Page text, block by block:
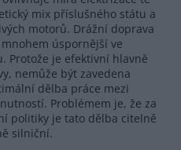
mix příslušného státu a
motorů. Drážní doprava
úspornější ve
Protože je efektivní hlavně
nemůže být zavedena
dělba práce mezi
Problémem je, že za
politiky je tato dělba citelně
silniční.